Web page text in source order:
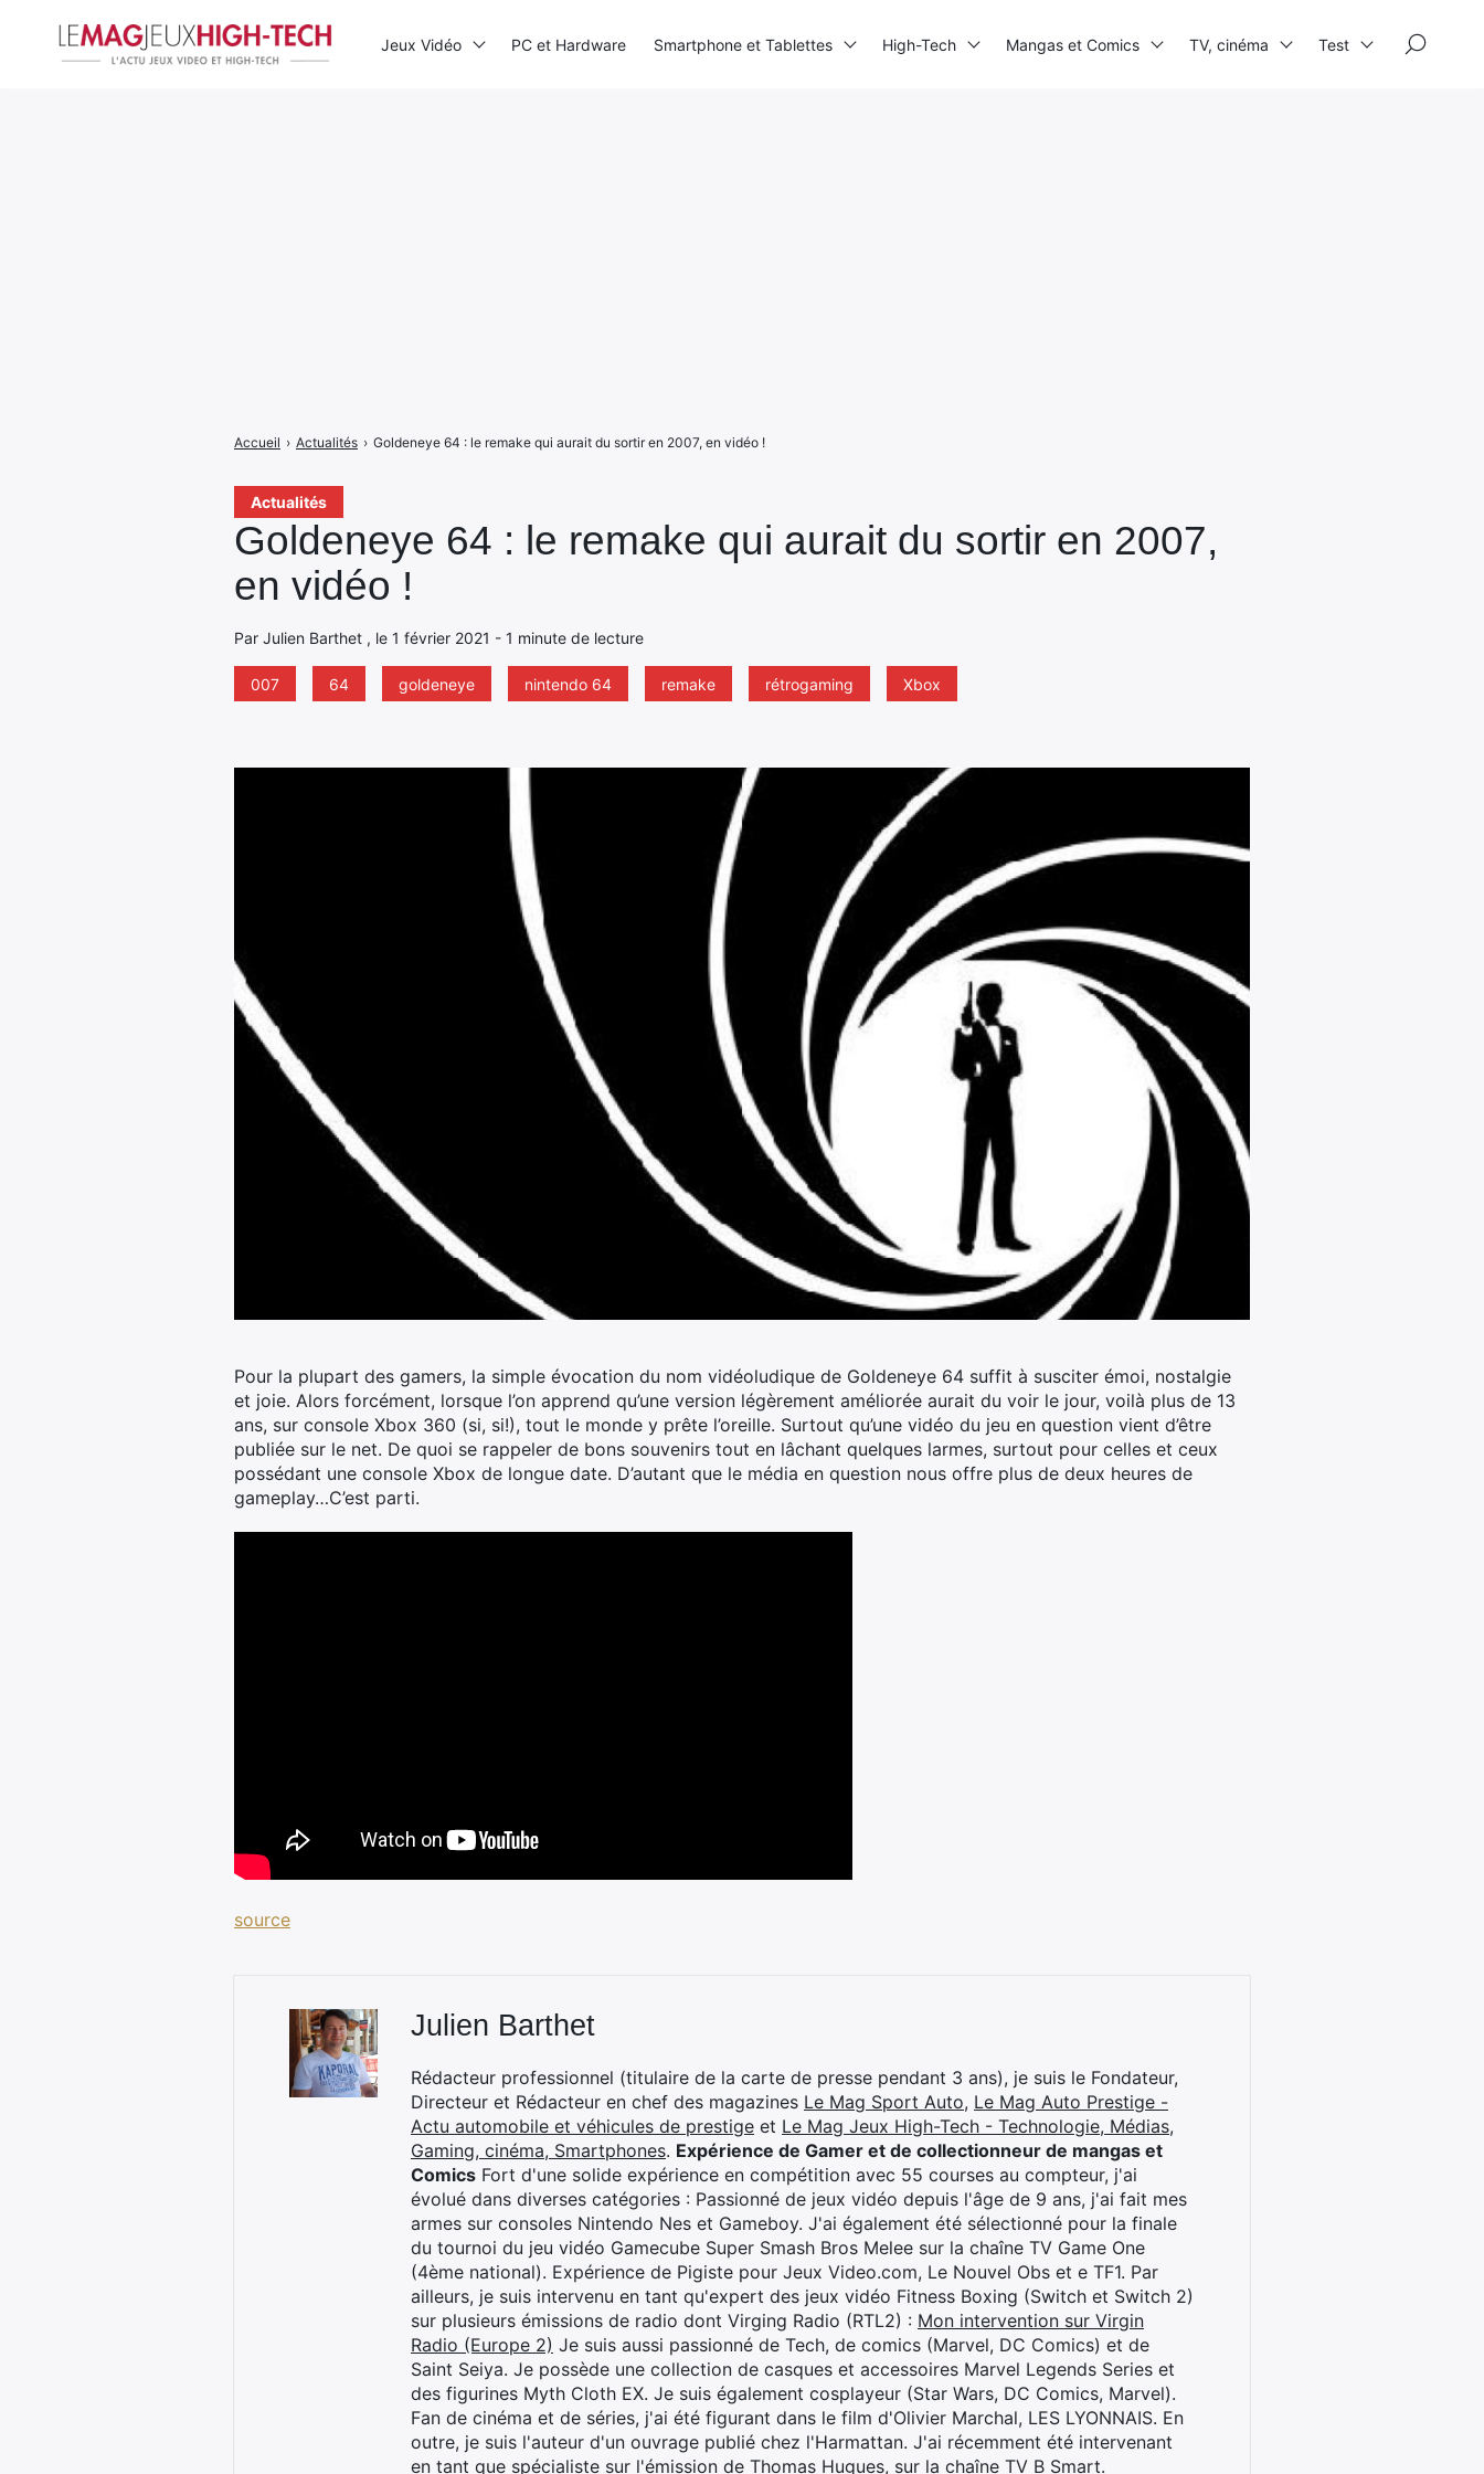
Actualités
Goldeneye 64 : le remake qui aurait du sortir en 2007,
en vidéo !
Par Julien Barthet , le 1 février 2021 - 1 minute de lecture
007 64 goldeneye nintendo 64 remake rétrogaming Xbox
Accueil › Actualités › Goldeneye 64 : le remake qui aurait du sortir en 2007, en vidéo !
Pour la plupart des gamers, la simple évocation du nom vidéoludique de Goldeneye 64 suffit à susciter émoi, nostalgie
et joie. Alors forcément, lorsque l’on apprend qu’une version légèrement améliorée aurait du voir le jour, voilà plus de 13
ans, sur console Xbox 360 (si, si!), tout le monde y prête l’oreille. Surtout qu’une vidéo du jeu en question vient d’être
publiée sur le net. De quoi se rappeler de bons souvenirs tout en lâchant quelques larmes, surtout pour celles et ceux
possédant une console Xbox de longue date. D’autant que le média en question nous offre plus de deux heures de
gameplay…C’est parti.
source
Julien Barthet
Rédacteur professionnel (titulaire de la carte de presse pendant 3 ans), je suis le Fondateur,
Directeur et Rédacteur en chef des magazines Le Mag Sport Auto, Le Mag Auto Prestige -
Actu automobile et véhicules de prestige et Le Mag Jeux High-Tech - Technologie, Médias,
Gaming, cinéma, Smartphones. Expérience de Gamer et de collectionneur de mangas et
Comics Fort d'une solide expérience en compétition avec 55 courses au compteur, j'ai
évolué dans diverses catégories : Passionné de jeux vidéo depuis l'âge de 9 ans, j'ai fait mes
armes sur consoles Nintendo Nes et Gameboy. J'ai également été sélectionné pour la finale
du tournoi du jeu vidéo Gamecube Super Smash Bros Melee sur la chaîne TV Game One
(4ème national). Expérience de Pigiste pour Jeux Video.com, Le Nouvel Obs et e TF1. Par
ailleurs, je suis intervenu en tant qu'expert des jeux vidéo Fitness Boxing (Switch et Switch 2)
sur plusieurs émissions de radio dont Virging Radio (RTL2) : Mon intervention sur Virgin
Radio (Europe 2) Je suis aussi passionné de Tech, de comics (Marvel, DC Comics) et de
Saint Seiya. Je possède une collection de casques et accessoires Marvel Legends Series et
des figurines Myth Cloth EX. Je suis également cosplayeur (Star Wars, DC Comics, Marvel).
Fan de cinéma et de séries, j'ai été figurant dans le film d'Olivier Marchal, LES LYONNAIS. En
outre, je suis l'auteur d'un ouvrage publié chez l'Harmattan. J'ai récemment été intervenant
en tant que spécialiste sur l'émission de Thomas Hugues, sur la chaîne TV B Smart.
Jeux Vidéo PC et Hardware Smartphone et Tablettes High-Tech Mangas et Comics TV, cinéma Test